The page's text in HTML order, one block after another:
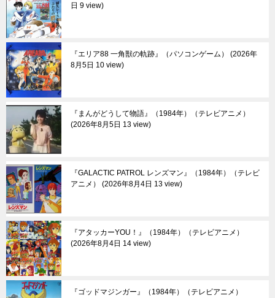
日 9 view
『エリア88 一角獣の軌跡』（パソコンゲーム）
2026年
8月5日 10 view
『まんがどうして物語』（1984年）（テレビアニメ）
2026年8月5日 13 view
『GALACTIC PATROL レンズマン』（1984年）（テレビ
アニメ）
2026年8月4日 13 view
『アタッカーYOU！』（1984年）（テレビアニメ）
2026年8月4日 14 view
『ゴッドマジンガー』（1984年）（テレビアニメ）